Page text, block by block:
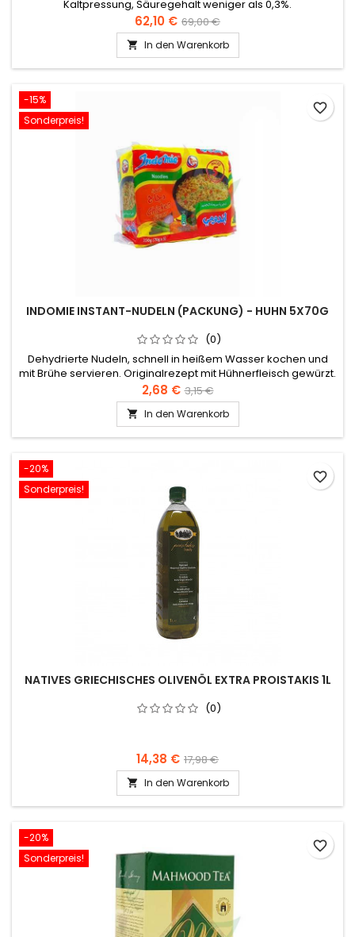
Kaltpressung, Säuregehalt weniger als 0,3%.
62,10 € 69,00 €
 In den Warenkorb
-15%
Sonderpreis!
INDOMIE INSTANT-NUDELN (PACKUNG) - HUHN 5X70G
(0)
Dehydrierte Nudeln, schnell in heißem Wasser kochen und
mit Brühe servieren. Originalrezept mit Hühnerfleisch gewürzt.
2,68 € 3,15 €
 In den Warenkorb
favorite_border
-20%
Sonderpreis!
NATIVES GRIECHISCHES OLIVENÖL EXTRA PROISTAKIS 1L
(0)
14,38 € 17,98 €
 In den Warenkorb
favorite_border
-20%
Sonderpreis!
favorite_border